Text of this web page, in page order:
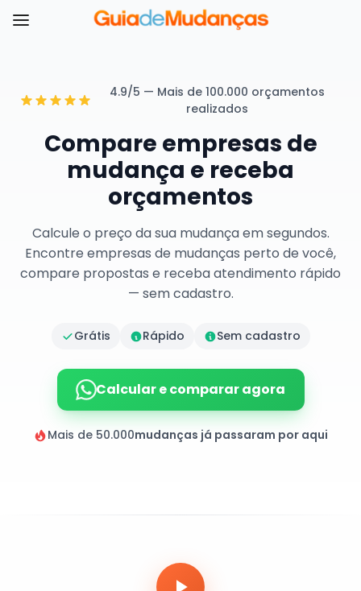
4.9/5 — Mais de 100.000 orçamentos
realizados
Compare empresas de
mudança e receba
orçamentos
Calcule o preço da sua mudança em segundos.
Encontre empresas de mudanças perto de você,
compare propostas e receba atendimento rápido
— sem cadastro.
Grátis Rápido Sem cadastro
Calcular e comparar agora
Mais de 50.000mudanças já passaram por aqui